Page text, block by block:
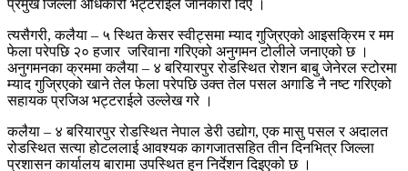
प्रमुख जिल्ला अधिकारी भट्टराईले जानकारी दिए ।
त्यसैगरी, कलैया – ५ स्थित केसर स्वीट्समा म्याद गुज्रिएको आइसक्रिम र मम
फेला परेपछि २० हजार जरिवाना गरिएको अनुगमन टोलीले जनाएको छ ।
अनुगमनका क्रममा कलैया – ४ बरियारपुर रोडस्थित रोशन बाबु जेनेरल स्टोरमा
म्याद गुज्रिएको खाने तेल फेला परेपछि उक्त तेल पसल अगाडि नै नष्ट गरिएको
सहायक प्रजिअ भट्टराईले उल्लेख गरे ।
कलैया – ४ बरियारपुर रोडस्थित नेपाल डेरी उद्योग, एक मासु पसल र अदालत
रोडस्थित सत्या होटललाई आवश्यक कागजातसहित तीन दिनभित्र जिल्ला
प्रशासन कार्यालय बारामा उपस्थित हुन निर्देशन दिइएको छ ।